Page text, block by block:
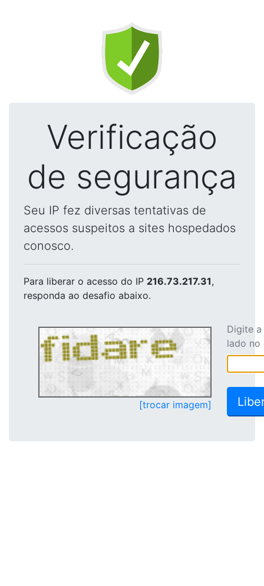
Verificação
de segurança
Seu IP fez diversas tentativas de
acessos suspeitos a sites hospedados
conosco.
Para liberar o acesso do IP 216.73.217.31,
responda ao desafio abaixo.
[trocar imagem]
Digite
lado no